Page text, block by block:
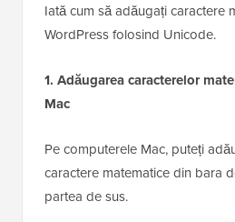
Iată cum să adăugați caractere
WordPress folosind Unicode.
1. Adăugarea caracterelor
Mac
Pe computerele Mac, puteți
caractere matematice din bara
partea de sus.